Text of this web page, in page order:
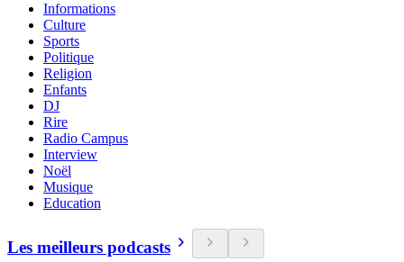
Informations
Culture
Sports
Politique
Religion
Enfants
DJ
Rire
Radio Campus
Interview
Noël
Musique
Education
Les meilleurs podcasts